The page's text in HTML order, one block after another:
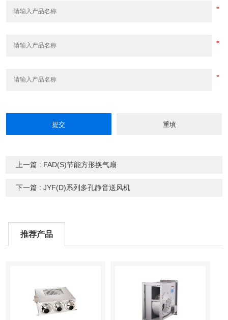
上一篇 : FAD(S)节能方形换气扇
下一篇 : JYF(D)系列多孔静音送风机
推荐产品